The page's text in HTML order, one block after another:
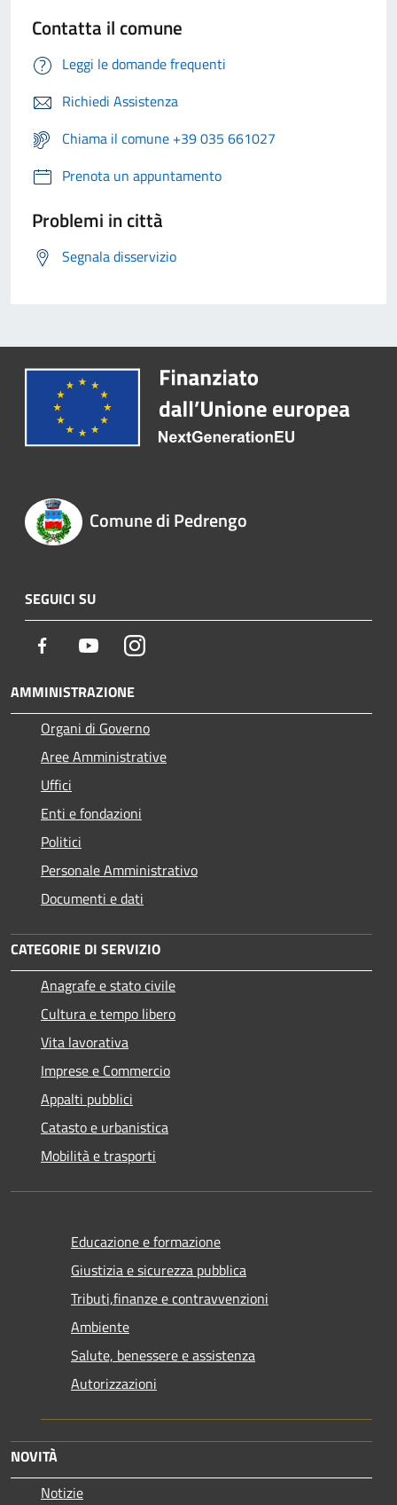
Contatta il comune
Leggi le domande frequenti
Richiedi Assistenza
Chiama il comune +39 035 661027
Prenota un appuntamento
Problemi in città
Segnala disservizio
Comune di Pedrengo
SEGUICI SU
Facebook YoutubeInstagram
AMMINISTRAZIONE
Organi di Governo
Aree Amministrative
Uffici
Enti e fondazioni
Politici
Personale Amministrativo
Documenti e dati
CATEGORIE DI SERVIZIO
Anagrafe e stato civile
Cultura e tempo libero
Vita lavorativa
Imprese e Commercio
Appalti pubblici
Catasto e urbanistica
Mobilità e trasporti
Educazione e formazione
Giustizia e sicurezza pubblica
Tributi,finanze e contravvenzioni
Ambiente
Salute, benessere e assistenza
Autorizzazioni
NOVITÀ
Notizie